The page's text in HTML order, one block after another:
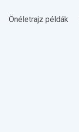
Önéletrajz példák